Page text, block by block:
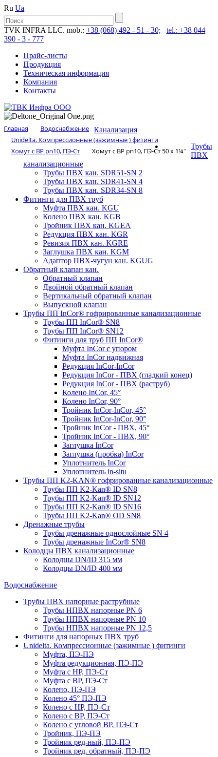
Ru Ua
TVK INFRA LLC. mob.: +38 (068) 492 - 51 - 30;
tel.: +38 044
390 - 3 - 777
Прайс-листы
Продукция
Техническая информация
Компания
Контакты
Главная
Водоснабжение
Unidelta. Компрессионные (зажимные ) фитинги
Хомут с ВР pn10, ПЭ-Ст
Хомут с ВР pn10, ПЭ-Ст 50 x 1¼″
Канализация
Трубы
ПВХ
канализационные
Трубы ПВХ кан. SDR51-SN 2
Трубы ПВХ кан. SDR41-SN 4
Трубы ПВХ кан. SDR34-SN 8
Фитинги для ПВХ труб
Муфта ПВХ кан. KGU
Колено ПВХ кан. KGB
Тройник ПВХ кан. KGEA
Редукция ПВХ кан. KGR
Ревизия ПВХ кан. KGRE
Заглушка ПВХ кан. KGM
Адаптор ПВХ-чугун кан. KGUG
Обратный клапан кан.
Обратный клапан
Двойной обратный клапан
Вертикальный обратный клапан
Выпускной клапан
Трубы ПП InCor® гофри­рованные канализационные
Трубы ПП InCor® SN8
Трубы ПП InCor® SN12
Фитинги для труб ПП InCor®
Муфта InCor с упором
Муфта InCor надвижная
Редукция InCor-InCor
Редукция InCor - ПВХ (гладкий конец)
Редукция InCor - ПВХ (раструб)
Колено InCor, 45°
Колено InCor, 90°
Тройник InCor-InCor, 45°
Тройник InCor-InCor, 90°
Тройник InCor - ПВХ, 45°
Тройник InCor - ПВХ, 90°
Заглушка InCor
Заглушка (пробка) InCor
Уплотнитель InCor
Уплотнитель in-situ
Трубы ПП K2-KAN® гофри­рованные канализационные
Трубы ПП K2-Kan® ID SN8
Трубы ПП K2-Kan® ID SN12
Трубы ПП K2-Kan® ID SN16
Трубы ПП K2-Kan® OD SN8
Дренажные трубы
Трубы дренажные однослойные SN 4
Трубы дренажные InCor® SN8
Колодцы ПВХ канализационные
Колодцы DN/ID 315 мм
Колодцы DN/ID 400 мм
Водоснабжение
Трубы ПВХ напорные раструбные
Трубы НПВХ напорные PN 6
Трубы НПВХ напорные PN 10
Трубы НПВХ напорные PN 12,5
Фитинги для напорных ПВХ труб
Unidelta. Компрессионные (зажимные ) фитинги
Муфта, ПЭ-ПЭ
Муфта редукционная, ПЭ-ПЭ
Муфта с НР, ПЭ-Ст
Муфта с ВР, ПЭ-Ст
Колено, ПЭ-ПЭ
Колено 45° ПЭ-ПЭ
Колено с НР, ПЭ-Ст
Колено с ВР, ПЭ-Ст
Колено с угловой ВР, ПЭ-Ст
Тройник, ПЭ-ПЭ
Тройник ред-ный, ПЭ-ПЭ
Тройник ред. обратный, ПЭ-ПЭ